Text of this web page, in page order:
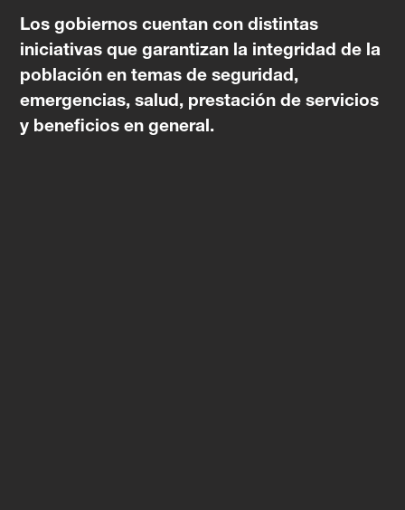
Los gobiernos cuentan con distintas
iniciativas que garantizan la integridad de la
población en temas de seguridad,
emergencias, salud, prestación de servicios
y beneficios en general.